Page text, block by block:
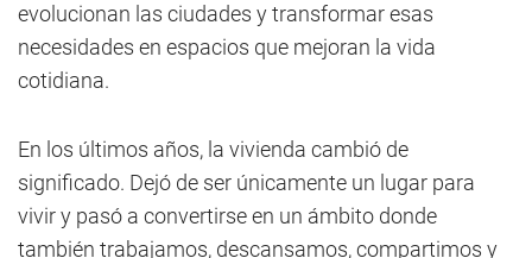
evolucionan las ciudades y transformar esas
necesidades en espacios que mejoran la vida
cotidiana.
En los últimos años, la vivienda cambió de
significado. Dejó de ser únicamente un lugar para
vivir y pasó a convertirse en un ámbito donde
también trabajamos, descansamos, compartimos y